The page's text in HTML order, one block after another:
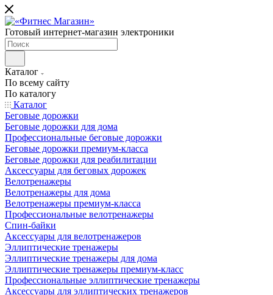
Готовый интернет-магазин электроники
Каталог
По всему сайту
По каталогу
Каталог
Беговые дорожки
Беговые дорожки для дома
Профессиональные беговые дорожки
Беговые дорожки премиум-класса
Беговые дорожки для реабилитации
Аксессуары для беговых дорожек
Велотренажеры
Велотренажеры для дома
Велотренажеры премиум-класса
Профессиональные велотренажеры
Спин-байки
Аксессуары для велотренажеров
Эллиптические тренажеры
Эллиптические тренажеры для дома
Эллиптические тренажеры премиум-класс
Профессиональные эллиптические тренажеры
Аксессуары для эллиптических тренажеров